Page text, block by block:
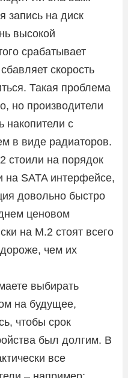
запись на диск
высокой
срабатывает
скорость
Такая проблема
но производители
накопители с
в виде радиаторов.
на порядок
SATA интерфейсе,
довольно быстро
ценовом
на М.2 стоят всего
чем их
выбирать
на будущее,
чтобы срок
был долгим. В
все